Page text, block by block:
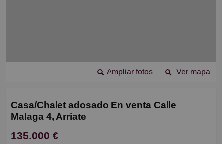
Ver mapa
Ampliar fotos
Casa/Chalet adosado En venta Calle
Malaga 4, Arriate
135.000 €